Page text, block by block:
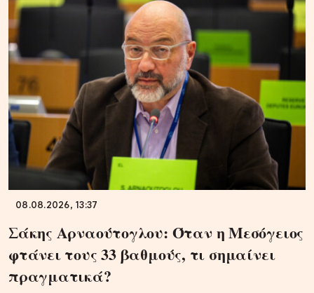
08.08.2026, 13:37
Σάκης Αρναούτογλου: Όταν η Μεσόγειος
φτάνει τους 33 βαθμούς, τι σημαίνει
πραγματικά?